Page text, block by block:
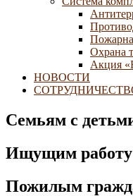
Охрана
Акция
НОВОСТИ
Семьям с
Ищущим работу
Пожилым